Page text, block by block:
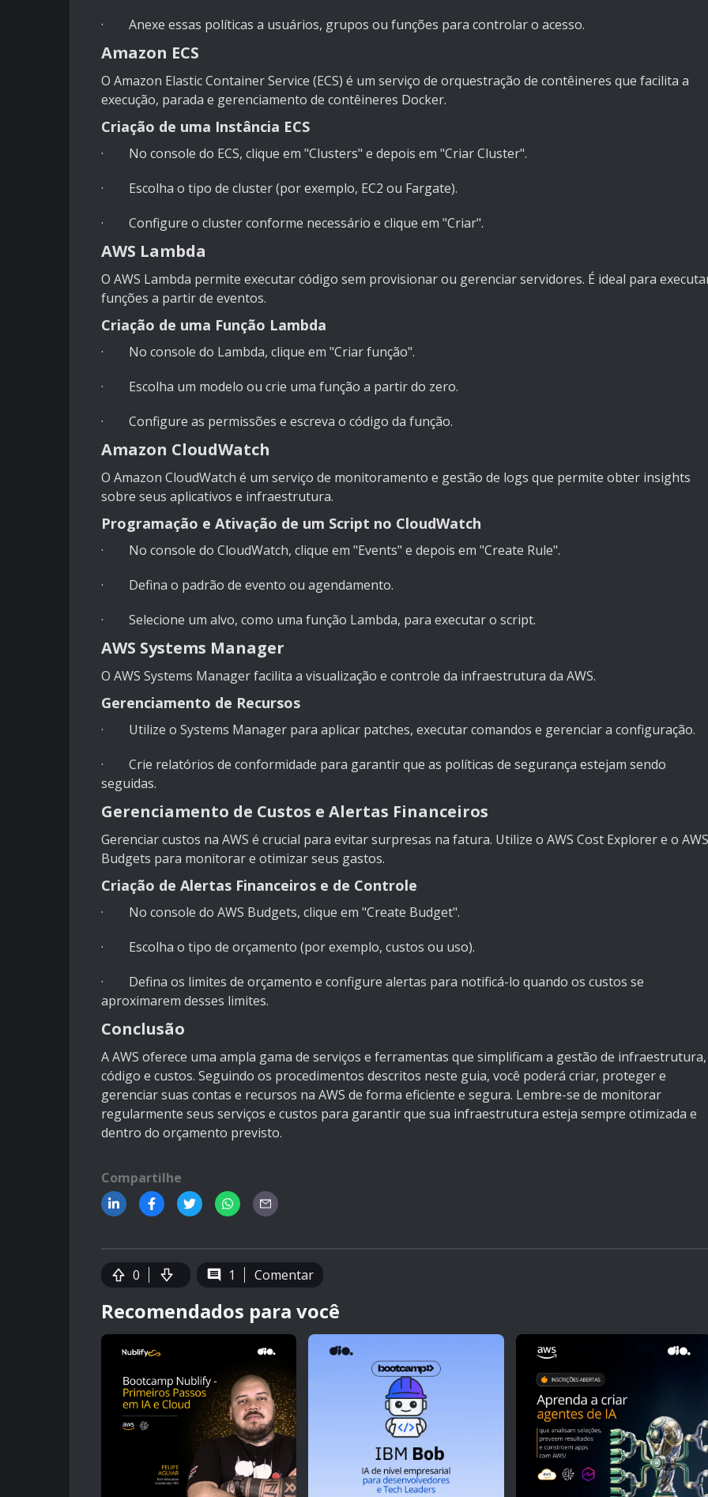
· Anexe essas políticas a usuários, grupos ou funções para controlar o acesso.
Amazon ECS
O Amazon Elastic Container Service (ECS) é um serviço de orquestração de contêineres que facilita a
execução, parada e gerenciamento de contêineres Docker.
Criação de uma Instância ECS
· No console do ECS, clique em "Clusters" e depois em "Criar Cluster".
· Escolha o tipo de cluster (por exemplo, EC2 ou Fargate).
· Configure o cluster conforme necessário e clique em "Criar".
AWS Lambda
O AWS Lambda permite executar código sem provisionar ou gerenciar servidores. É ideal para
funções a partir de eventos.
Criação de uma Função Lambda
· No console do Lambda, clique em "Criar função".
· Escolha um modelo ou crie uma função a partir do zero.
· Configure as permissões e escreva o código da função.
Amazon CloudWatch
O Amazon CloudWatch é um serviço de monitoramento e gestão de logs que permite obter insights
sobre seus aplicativos e infraestrutura.
Programação e Ativação de um Script no CloudWatch
· No console do CloudWatch, clique em "Events" e depois em "Create Rule".
· Defina o padrão de evento ou agendamento.
· Selecione um alvo, como uma função Lambda, para executar o script.
AWS Systems Manager
O AWS Systems Manager facilita a visualização e controle da infraestrutura da AWS.
Gerenciamento de Recursos
· Utilize o Systems Manager para aplicar patches, executar comandos e gerenciar a configuração.
· Crie relatórios de conformidade para garantir que as políticas de segurança estejam sendo
seguidas.
Gerenciamento de Custos e Alertas Financeiros
Gerenciar custos na AWS é crucial para evitar surpresas na fatura. Utilize o AWS Cost Explorer e o AWS
Budgets para monitorar e otimizar seus gastos.
Criação de Alertas Financeiros e de Controle
· No console do AWS Budgets, clique em "Create Budget".
· Escolha o tipo de orçamento (por exemplo, custos ou uso).
· Defina os limites de orçamento e configure alertas para notificá-lo quando os custos se
aproximarem desses limites.
Conclusão
A AWS oferece uma ampla gama de serviços e ferramentas que simplificam a gestão de infraestrutura,
código e custos. Seguindo os procedimentos descritos neste guia, você poderá criar, proteger e
gerenciar suas contas e recursos na AWS de forma eficiente e segura. Lembre-se de monitorar
regularmente seus serviços e custos para garantir que sua infraestrutura esteja sempre otimizada e
dentro do orçamento previsto.
Compartilhe
0 1 Comentar
Recomendados para você